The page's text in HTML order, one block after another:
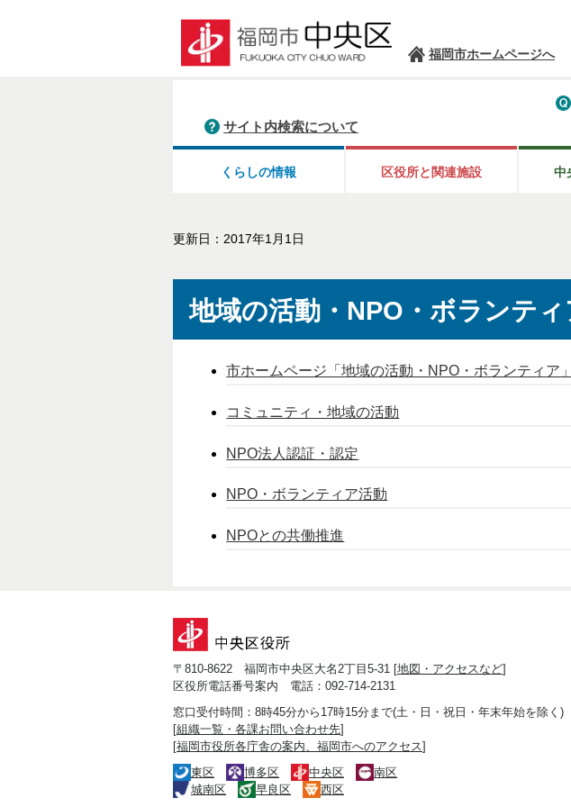
福岡市ホームページへ
サイト内検索について
くらしの情報 区役所と 関連施設 中
更新日：2017年1月1日
地域の活動・NPO・ボランティ
市ホームページ「地域の活動・NPO・ボランティア
コミュニティ・地域の活動
NPO法人認証・認定
NPO・ボランティア活動
NPOとの共働推進
〒810-8622 福岡市中央区大名2丁目5-31 [地図・アクセスなど]
区役所電話番号案内 電話：092-714-2131
窓口受付時間：8時45分から17時15分まで(土・日・祝日・年末年始を除く)
[組織一覧・各課お問い合わせ先]
[福岡市役所各庁舎の案内、福岡市へのアクセス]
東区
博多区 中央区
南区
城南区
早良区 西区